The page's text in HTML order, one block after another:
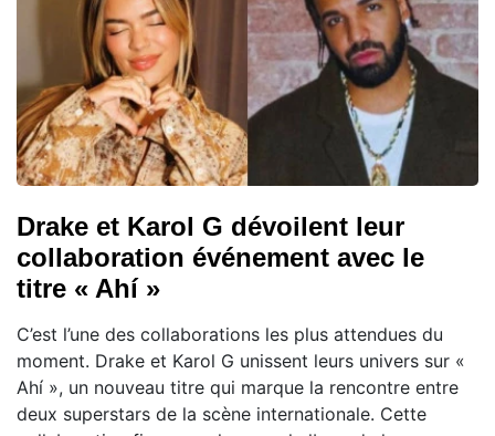
Drake et Karol G dévoilent leur
collaboration événement avec le
titre « Ahí »
C’est l’une des collaborations les plus attendues du
moment. Drake et Karol G unissent leurs univers sur «
Ahí », un nouveau titre qui marque la rencontre entre
deux superstars de la scène internationale. Cette